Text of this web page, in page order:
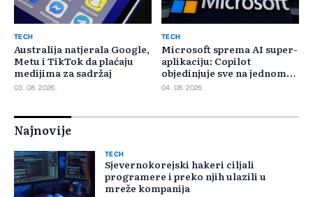
TECH
Australija natjerala Google,
Metu i TikTok da plaćaju
medijima za sadržaj
03. 08. 2026.
TECH
Microsoft sprema AI super-
aplikaciju: Copilot
objedinjuje sve na jednom
mjestu
04. 08. 2026.
Najnovije
TECH
Sjevernokorejski hakeri ciljali
programere i preko njih ulazili u
mreže kompanija